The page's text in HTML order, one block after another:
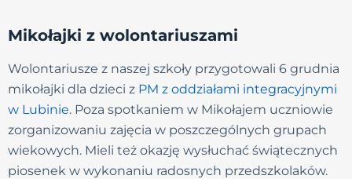
Mikołajki z wolontariuszami
Wolontariusze z naszej szkoły przygotowali 6 grudnia
mikołajki dla dzieci z PM z oddziałami integracyjnymi
w Lubinie. Poza spotkaniem w Mikołajem uczniowie
zorganizowaniu zajęcia w poszczególnych grupach
wiekowych. Mieli też okazję wysłuchać świątecznych
piosenek w wykonaniu radosnych przedszkolaków.